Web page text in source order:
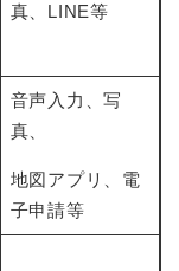
真、LINE等
音声入力、写
真、
地図アプリ、電
子申請等